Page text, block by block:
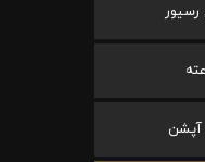
رسیور